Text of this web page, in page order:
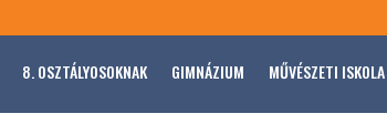
8. OSZTÁLYOSOKNAK GIMNÁZIUM MŰVÉSZETI ISKOLA